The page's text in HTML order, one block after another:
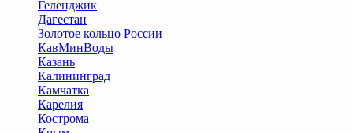
Геленджик
Дагестан
Золотое кольцо России
КавМинВоды
Казань
Калининград
Камчатка
Карелия
Кострома